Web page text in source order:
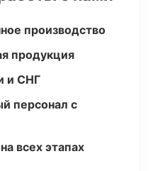
производство
продукция
и СНГ
персонал с
всех этапах